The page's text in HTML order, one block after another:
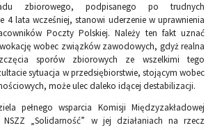
zbiorowego, podpisanego po trudnych
4 lata wcześniej, stanowi uderzenie w uprawnienia
Poczty Polskiej. Należy ten fakt uznać
wobec związków zawodowych, gdyż realna
sporów zbiorowych ze wszelkimi tego
sytuacja w przedsiębiorstwie, stojącym wobec
może ulec daleko idącej destabilizacji.
pełnego wsparcia Komisji Międzyzakładowej
„Solidarność” w jej działaniach na rzecz